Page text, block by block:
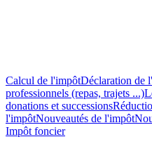
Calcul de l'impôtDéclaration de
professionnels (repas, trajets ...)
donations et successions
l'impôtNouveautés de l'impôt
Impôt foncier